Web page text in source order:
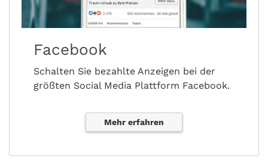
Facebook
Schalten Sie bezahlte Anzeigen bei der
größten Social Media Plattform Facebook.
Mehr erfahren